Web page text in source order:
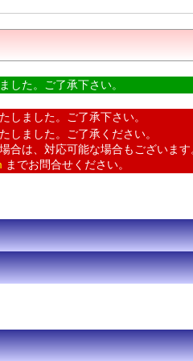
した。ご了承下さい。
しました。ご了承下さい。
しました。ご了承ください。
合は、対応可能な場合もございます
までお問合せください。